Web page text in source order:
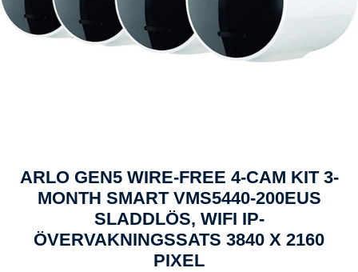
ARLO GEN5 WIRE-FREE 4-CAM KIT 3-
MONTH SMART VMS5440-200EUS
SLADDLÖS, WIFI IP-
ÖVERVAKNINGSSATS 3840 X 2160
PIXEL